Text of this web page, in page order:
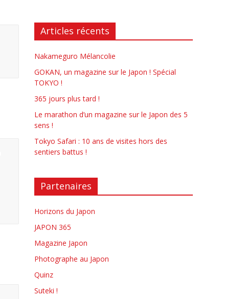
Articles récents
Nakameguro Mélancolie
GOKAN, un magazine sur le Japon ! Spécial
TOKYO !
365 jours plus tard !
Le marathon d’un magazine sur le Japon des 5
sens !
Tokyo Safari : 10 ans de visites hors des
sentiers battus !
Partenaires
Horizons du Japon
JAPON 365
Magazine Japon
Photographe au Japon
Quinz
Suteki !